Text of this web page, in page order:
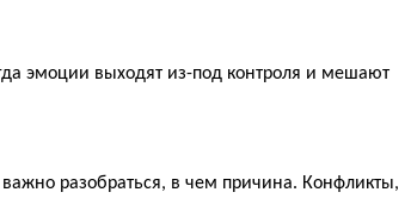
эмоции выходят из-под контроля и мешают
разобраться, в чем причина. Конфликты,